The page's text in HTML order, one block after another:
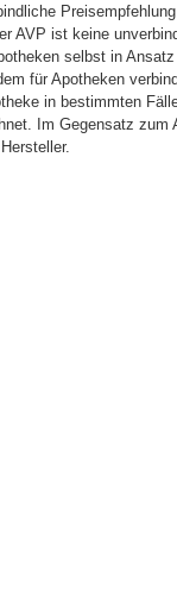
AVP ist keine
selbst in
für Apotheken
in bestimmten
Im Gegensatz zum